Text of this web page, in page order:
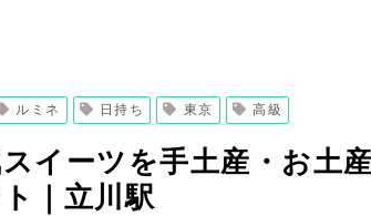
ルミネ 日持ち 東京 高級
イーツを手土産・お土
｜立川駅